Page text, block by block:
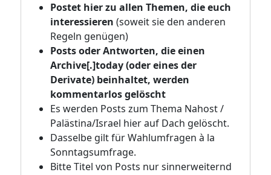
Postet hier zu allen Themen, die euch
interessieren (soweit sie den anderen
Regeln genügen)
Posts oder Antworten, die einen
Archive[.]today (oder eines der
Derivate) beinhaltet, werden
kommentarlos gelöscht
Es werden Posts zum Thema Nahost /
Palästina/Israel hier auf Dach gelöscht.
Dasselbe gilt für Wahlumfragen à la
Sonntagsumfrage.
Bitte Titel von Posts nur sinnerweiternd